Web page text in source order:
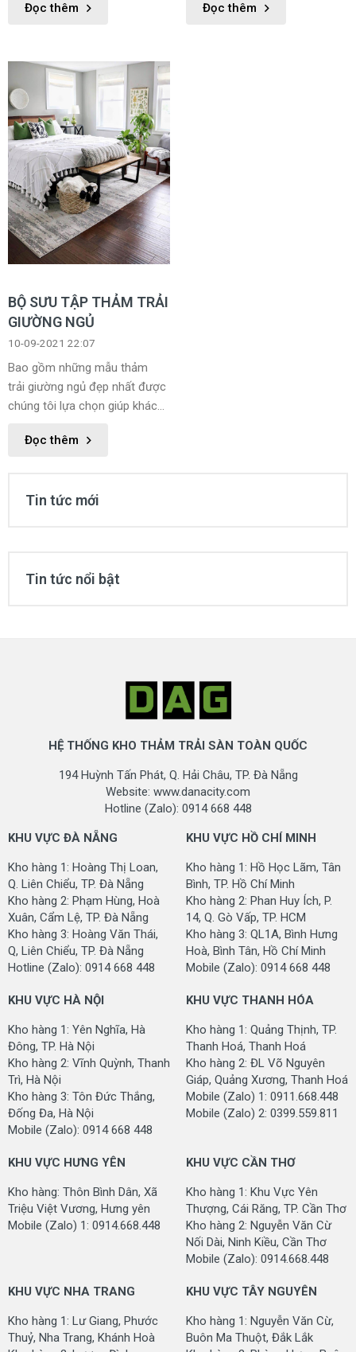
sản phẩm phù hợp với mình
Đọc thêm
sản phẩm phù hợp với mình
Đọc thêm
BỘ SƯU TẬP THẢM TRẢI
GIƯỜNG NGỦ
10-09-2021 22:07
Bao gồm những mẫu thảm
trải giường ngủ đẹp nhất được
chúng tôi lựa chọn giúp khách
sản phẩm phù hợp với mình
Đọc thêm
Tin tức mới
Tin tức nổi bật
HỆ THỐNG KHO THẢM TRẢI SÀN TOÀN QUỐC
194 Huỳnh Tấn Phát, Q. Hải Châu, TP. Đà Nẵng
Website: www.danacity.com
Hotline (Zalo): 0914 668 448
KHU VỰC ĐÀ NẴNG
Kho hàng 1: Hoàng Thị Loan,
Q. Liên Chiểu, TP. Đà Nẵng
Kho hàng 2: Phạm Hùng, Hoà
Xuân, Cẩm Lệ, TP. Đà Nẵng
Kho hàng 3: Hoàng Văn Thái,
Q, Liên Chiểu, TP. Đà Nẵng
Hotline (Zalo): 0914 668 448
KHU VỰC HỒ CHÍ MINH
Kho hàng 1: Hồ Học Lãm, Tân
Bình, TP. Hồ Chí Minh
Kho hàng 2: Phan Huy Ích, P.
14, Q. Gò Vấp, TP. HCM
Kho hàng 3: QL1A, Bình Hưng
Hoà, Bình Tân, Hồ Chí Minh
Mobile (Zalo): 0914 668 448
KHU VỰC HÀ NỘI
Kho hàng 1: Yên Nghĩa, Hà
Đông, TP. Hà Nội
Kho hàng 2: Vĩnh Quỳnh, Thanh
Trì, Hà Nội
Kho hàng 3: Tôn Đức Thắng,
Đống Đa, Hà Nội
Mobile (Zalo): 0914 668 448
KHU VỰC THANH HÓA
Kho hàng 1: Quảng Thịnh, TP.
Thanh Hoá, Thanh Hoá
Kho hàng 2: ĐL Võ Nguyên
Giáp, Quảng Xương, Thanh Hoá
Mobile (Zalo) 1: 0911.668.448
Mobile (Zalo) 2: 0399.559.811
KHU VỰC HƯNG YÊN
Kho hàng: Thôn Bình Dân, Xã
Triệu Việt Vương, Hưng yên
Mobile (Zalo) 1: 0914.668.448
KHU VỰC CẦN THƠ
Kho hàng 1: Khu Vực Yên
Thượng, Cái Răng, TP. Cần Thơ
Kho hàng 2: Nguyễn Văn Cừ
Nối Dài, Ninh Kiều, Cần Thơ
Mobile (Zalo): 0914.668.448
KHU VỰC NHA TRANG
Kho hàng 1: Lư Giang, Phước
Thuỷ, Nha Trang, Khánh Hoà
KHU VỰC TÂY NGUYÊN
Kho hàng 1: Nguyễn Văn Cừ,
Buôn Ma Thuột, Đắk Lắk